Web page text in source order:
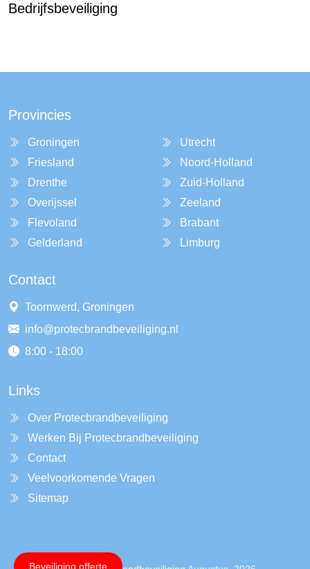
Bedrijfsbeveiliging
Provincies
Groningen
Friesland
Drenthe
Overijssel
Flevoland
Gelderland
Utrecht
Noord-Holland
Zuid-Holland
Zeeland
Brabant
Limburg
Contact
Toornwerd, Groningen
info@protecbrandbeveiliging.nl
8:00 - 18:00
Links
Over Protecbrandbeveiliging
Werken Bij Protecbrandbeveiliging
Contact
Veelvoorkomende Vragen
Sitemap
Beveiliging offerte